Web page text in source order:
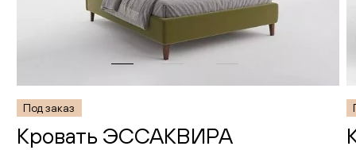
Кровать ЭССАКВИРА
Под заказ